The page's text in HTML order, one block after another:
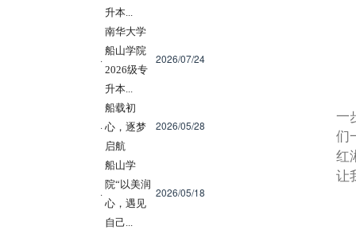
升本...
·
南华大学
船山学院
2026级专
升本...
2026/07/24
·
船载初
心，逐梦
启航
2026/05/28
·
船山学
院“以美润
心，遇见
自己...
2026/05/18
一
们
红
让